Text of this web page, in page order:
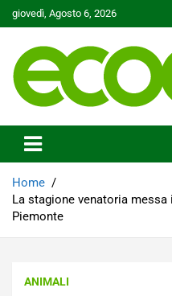
Skip
to
giovedì, Agosto 6, 2026
Ecoo.it
Home
La stagione venatoria
Piemonte
ANIMALI